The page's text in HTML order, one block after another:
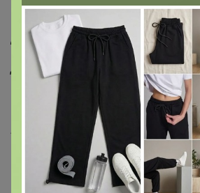
ОГ: 108-112-116 см (размер 44-46-
Брюки:
Длина от пояса 105 см.
ОБ: 112-116-120 см (размер 44-46-48);
ОТ: 68-72-76 см (размер 44-46-48)
Артикул
Фотографии